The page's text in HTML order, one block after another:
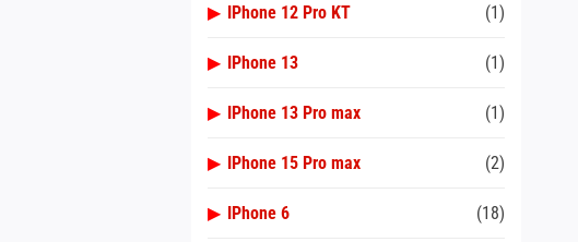
▶ IPhone 12 Pro KT (1)
▶ IPhone 13 (1)
▶ IPhone 13 Pro max (1)
▶ IPhone 15 Pro max (2)
▶ IPhone 6 (18)